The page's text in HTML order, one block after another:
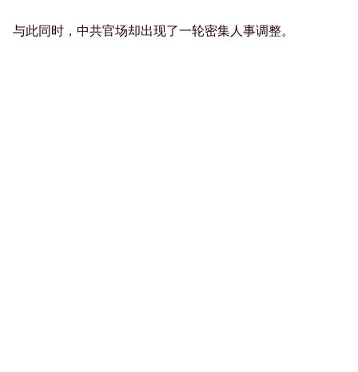
与此同时，中共官场却出现了一轮密集人事调整。